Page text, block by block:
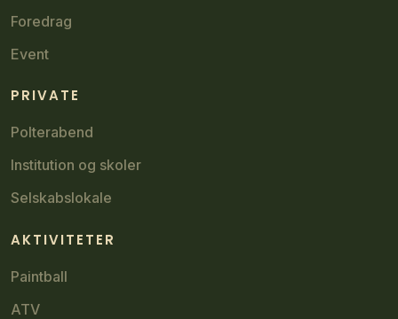
Foredrag
Event
PRIVATE
Polterabend
Institution og skoler
Selskabslokale
AKTIVITETER​
Paintball​
ATV